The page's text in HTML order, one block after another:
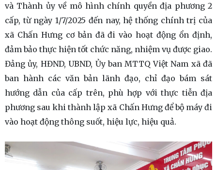
và Thành ủy về mô hình chính quyền địa phương 2
cấp, từ ngày 1/7/2025 đến nay, hệ thống chính trị của
xã Chấn Hưng cơ bản đã đi vào hoạt động ổn định,
đảm bảo thực hiện tốt chức năng, nhiệm vụ được giao.
Đảng ủy, HĐND, UBND, Ủy ban MTTQ Việt Nam xã đã
ban hành các văn bản lãnh đạo, chỉ đạo bám sát
hướng dẫn của cấp trên, phù hợp với thực tiễn địa
phương sau khi thành lập xã Chấn Hưng để bộ máy đi
vào hoạt động thông suốt, hiệu lực, hiệu quả.